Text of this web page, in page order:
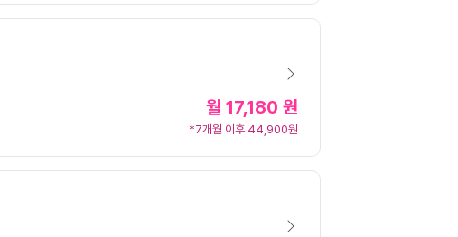
월 17,180 원
*7개월 이후 44,900원